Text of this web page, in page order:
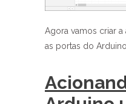
Agora vamos criar
as portas do Arduino.